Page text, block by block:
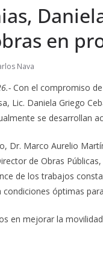
en
Nava
Con el compromiso
Lic. Daniela Griego
se desarrollan
Dr. Marco Aurelio
de Obras
de los trabajos
óptimas
en mejorar la